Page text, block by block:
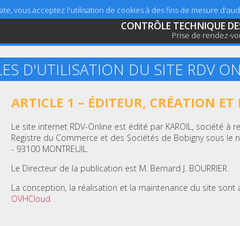
vous acceptez l'utilisation de cookies à des fins de mesure
CONTRÔLE TECHNIQUE
Prise de rendez-
D'UTILISATION DU SITE RDV
ARTICLE 1 – ÉDITEUR, CRÉATION
Le site internet RDV-Online est édité par KAROIL, société
Registre du Commerce et des Sociétés de Bobigny sous
- 93100 MONTREUIL.
Le Directeur de la publication est M. Bernard J. BOURRIER.
La conception, la réalisation et la maintenance du site sont
OVHCloud